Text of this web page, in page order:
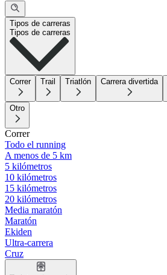
Tipos de carreras
Tipos de carreras
Correr Trail Triatlón Carrera divertida
Otro
Correr
Todo el running
A menos de 5 km
5 kilómetros
10 kilómetros
15 kilómetros
20 kilómetros
Media maratón
Maratón
Ekiden
Ultra-carrera
Cruz